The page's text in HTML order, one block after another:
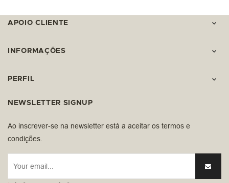
APOIO CLIENTE 
INFORMAÇÕES 
PERFIL 
NEWSLETTER SIGNUP
Ao inscrever-se na newsletter está a aceitar os termos e
condições.